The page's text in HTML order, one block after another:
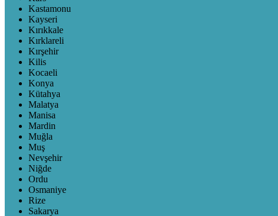
Kastamonu
Kayseri
Kırıkkale
Kırklareli
Kırşehir
Kilis
Kocaeli
Konya
Kütahya
Malatya
Manisa
Mardin
Muğla
Muş
Nevşehir
Niğde
Ordu
Osmaniye
Rize
Sakarya